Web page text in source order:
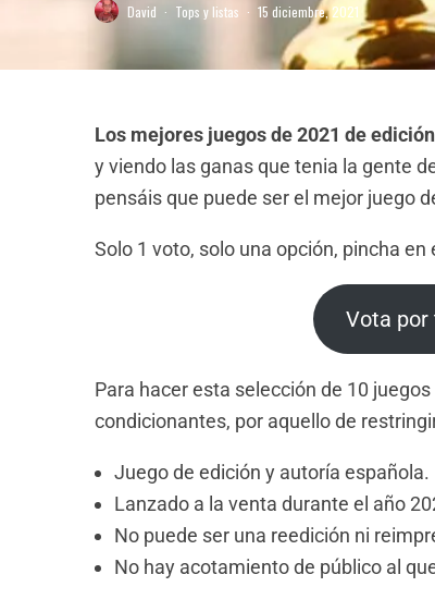
David · Tops y listas · 15 diciembre, 2021
Los mejores juegos de 2021 de
y viendo las ganas que tenia la gente
pensáis que puede ser el mejor juego
Solo 1 voto, solo una opción, pincha
Vota por
Para hacer esta selección de 10
condicionantes, por aquello de
Juego de edición y autoría española.
Lanzado a la venta durante el año
No puede ser una reedición ni
No hay acotamiento de público al